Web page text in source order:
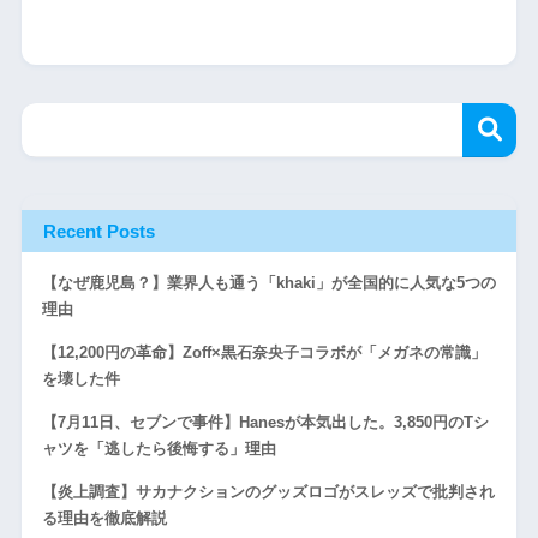
Recent Posts
【なぜ鹿児島？】業界人も通う「khaki」が全国的に人気な5つの
理由
【12,200円の革命】Zoff×黒石奈央子コラボが「メガネの常識」
を壊した件
【7月11日、セブンで事件】Hanesが本気出した。3,850円のTシ
ャツを「逃したら後悔する」理由
【炎上調査】サカナクションのグッズロゴがスレッズで批判され
る理由を徹底解説